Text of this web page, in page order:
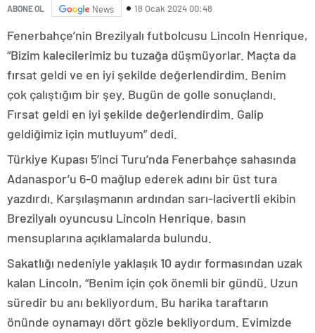
ABONE OL News 18 Ocak 2024 00:48
Fenerbahçe’nin Brezilyalı futbolcusu Lincoln Henrique,
“Bizim kalecilerimiz bu tuzağa düşmüyorlar. Maçta da
fırsat geldi ve en iyi şekilde değerlendirdim. Benim
çok çalıştığım bir şey. Bugün de golle sonuçlandı.
Fırsat geldi en iyi şekilde değerlendirdim. Galip
geldiğimiz için mutluyum” dedi.
Türkiye Kupası 5’inci Turu’nda Fenerbahçe sahasında
Adanaspor’u 6-0 mağlup ederek adını bir üst tura
yazdırdı. Karşılaşmanın ardından sarı-lacivertli ekibin
Brezilyalı oyuncusu Lincoln Henrique, basın
mensuplarına açıklamalarda bulundu.
Sakatlığı nedeniyle yaklaşık 10 aydır formasından uzak
kalan Lincoln, “Benim için çok önemli bir gündü. Uzun
süredir bu anı bekliyordum. Bu harika taraftarın
önünde oynamayı dört gözle bekliyordum. Evimizde